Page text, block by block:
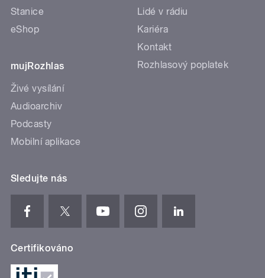
Stanice
eShop
mujRozhlas
Živé vysílání
Audioarchiv
Podcasty
Mobilní aplikace
Lidé v rádiu
Kariéra
Kontakt
Rozhlasový poplatek
Sledujte nás
Certifikováno